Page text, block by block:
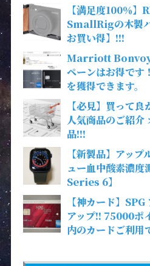
【満足度100％
SmallRigの木製
お買い得】!!!
Marriott Bonvoy
ペーンはお得です
を獲得できます。
【必見】買って
人気商品のご紹介
品!!!
【新製品】アッ
ュー血中酸素濃
Series 6】
【神カード】
アップ!! 75000ポ
内のカードご利用